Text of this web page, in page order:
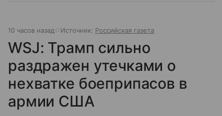
10 часов назад Источник: Российская газета
WSJ: Трамп сильно
раздражен утечками о
нехватке боеприпасов в
армии США